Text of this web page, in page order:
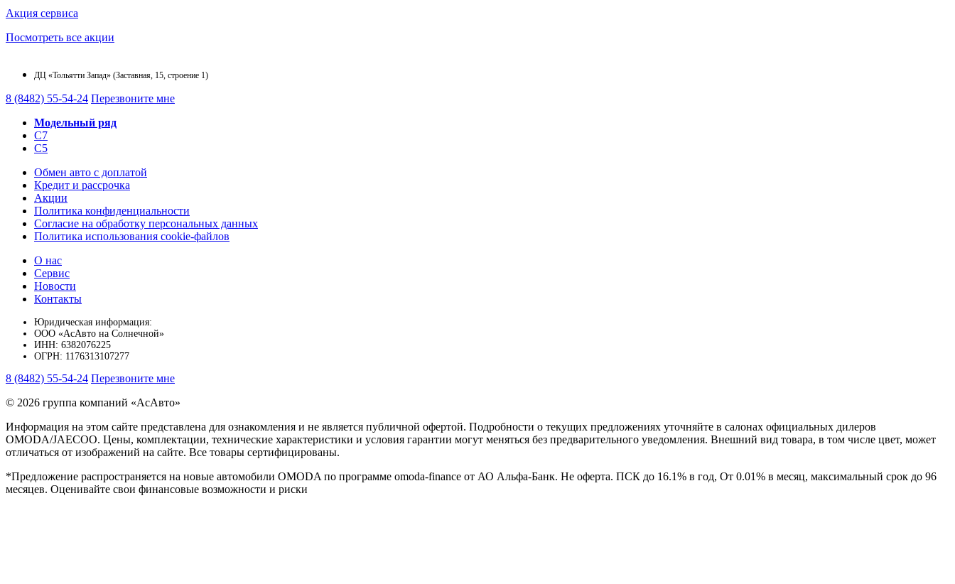
Акция сервиса
Посмотреть все акции
ДЦ «Тольятти Запад» (Заставная, 15, строение 1)
8 (8482) 55-54-24 Перезвоните мне
Модельный ряд
C7
C5
Обмен авто с доплатой
Кредит и рассрочка
Акции
Политика конфиденциальности
Согласие на обработку персональных данных
Политика использования cookie-файлов
О нас
Сервис
Новости
Контакты
Юридическая информация:
ООО «АсАвто на Солнечной»
ИНН: 6382076225
ОГРН: 1176313107277
8 (8482) 55-54-24 Перезвоните мне
© 2026 группа компаний «‎АсАвто»
Информация на этом сайте представлена для ознакомления и не является публичной офертой. Подробности о текущих предложениях уточняйте в салонах официальных дилеров
OMODA/JAECOO. Цены, комплектации, технические характеристики и условия гарантии могут меняться без предварительного уведомления. Внешний вид товара, в том числе цвет, может
отличаться от изображений на сайте. Все товары сертифицированы.
*Предложение распространяется на новые автомобили OMODA по программе omoda-finance от АО Альфа-Банк. Не оферта. ПСК до 16.1% в год, От 0.01% в месяц, максимальный срок до 96
месяцев. Оценивайте свои финансовые возможности и риски